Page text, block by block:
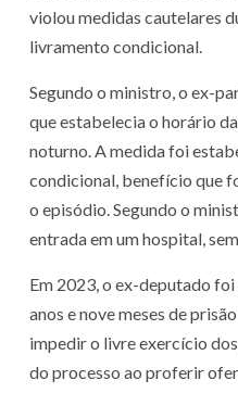
violou medidas cautelares
livramento condicional.
Segundo o ministro, o ex-
que estabelecia o horário
noturno. A medida foi
condicional, benefício que
o episódio. Segundo o
entrada em um hospital,
Em 2023, o ex-deputado
anos e nove meses de
impedir o livre exercício
do processo ao proferir